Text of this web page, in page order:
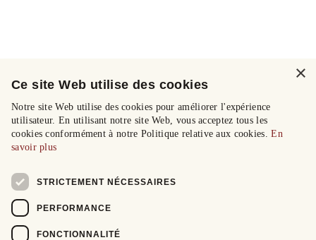
×
Ce site Web utilise des cookies
Notre site Web utilise des cookies pour améliorer l'expérience
utilisateur. En utilisant notre site Web, vous acceptez tous les
cookies conformément à notre Politique relative aux cookies.En
savoir plus
STRICTEMENT NÉCESSAIRES
PERFORMANCE
FONCTIONNALITÉ